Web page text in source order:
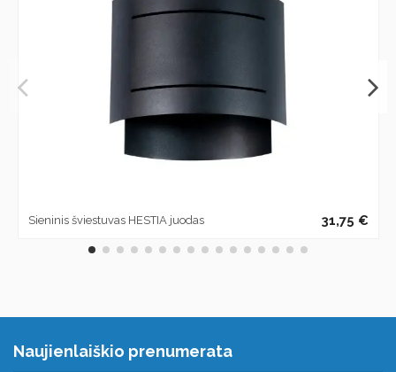
Sieninis šviestuvas HESTIA juodas 31,75 €
Naujienlaiškio prenumerata